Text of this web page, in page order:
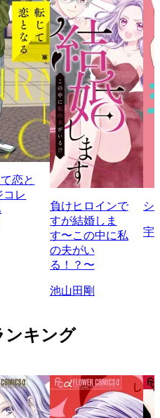
恋と
コレ
負けヒロインで
すが結婚しま
す〜この中に私
の夫がい
る！？〜
池山田剛
シ
宇
ンキング